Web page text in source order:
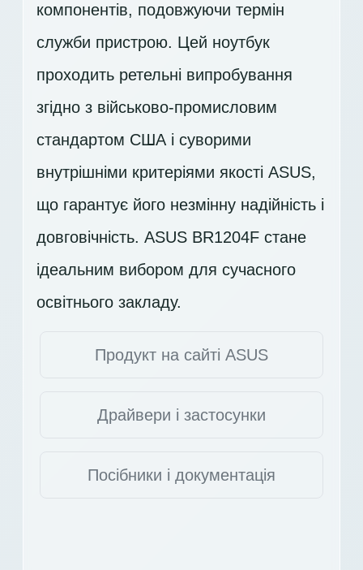
компонентів, подовжуючи термін
служби пристрою. Цей ноутбук
проходить ретельні випробування
згідно з військово-промисловим
стандартом США і суворими
внутрішніми критеріями якості ASUS,
що гарантує його незмінну надійність і
довговічність. ASUS BR1204F стане
ідеальним вибором для сучасного
освітнього закладу.
Продукт на сайті ASUS
Драйвери і застосунки
Посібники і документація